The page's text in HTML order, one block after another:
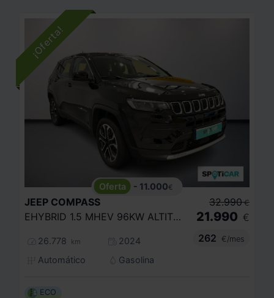
- 11.000€
JEEP COMPASS
EHYBRID 1.5 MHEV 96KW ALTITUDE DCT
26.778 km
2024
Automático
Gasolina
32.990 €
21.990 €
262
€/mes
ECO